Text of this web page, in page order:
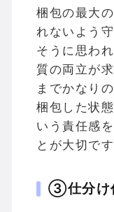
梱包の最大
れないよう
そうに思わ
質の両立が
までかなり
梱包した状
いう責任感
とが大切です
③仕分け